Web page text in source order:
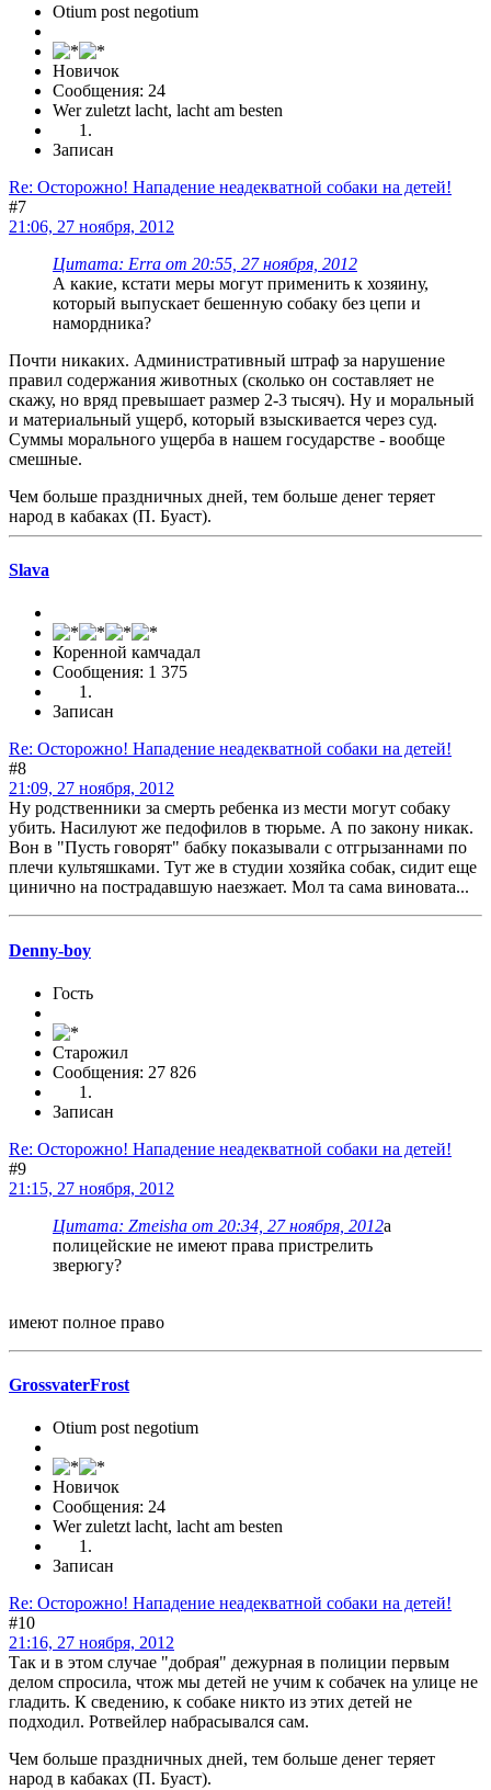
Otium post negotium
Новичок
Сообщения: 24
Wer zuletzt lacht, lacht am besten
Записан
Re: Осторожно! Нападение неадекватной собаки на детей!
#7
21:06, 27 ноября, 2012
Цитата: Erra от 20:55, 27 ноября, 2012
А какие, кстати меры могут применить к хозяину,
который выпускает бешенную собаку без цепи и
намордника?
Почти никаких. Административный штраф за нарушение
правил содержания животных (сколько он составляет не
скажу, но вряд превышает размер 2-3 тысяч). Ну и моральный
и материальный ущерб, который взыскивается через суд.
Суммы морального ущерба в нашем государстве - вообще
смешные.
Чем больше праздничных дней, тем больше денег теряет
народ в кабаках (П. Буаст).
Slava
Коренной камчадал
Сообщения: 1 375
Записан
Re: Осторожно! Нападение неадекватной собаки на детей!
#8
21:09, 27 ноября, 2012
Ну родственники за смерть ребенка из мести могут собаку
убить. Насилуют же педофилов в тюрьме. А по закону никак.
Вон в "Пусть говорят" бабку показывали с отгрызаннами по
плечи культяшками. Тут же в студии хозяйка собак, сидит еще
цинично на пострадавшую наезжает. Мол та сама виновата...
Denny-boy
Гость
Старожил
Сообщения: 27 826
Записан
Re: Осторожно! Нападение неадекватной собаки на детей!
#9
21:15, 27 ноября, 2012
Цитата: Zmeisha от 20:34, 27 ноября, 2012а
полицейские не имеют права пристрелить
зверюгу?
имеют полное право
GrossvaterFrost
Otium post negotium
Новичок
Сообщения: 24
Wer zuletzt lacht, lacht am besten
Записан
Re: Осторожно! Нападение неадекватной собаки на детей!
#10
21:16, 27 ноября, 2012
Так и в этом случае "добрая" дежурная в полиции первым
делом спросила, чтож мы детей не учим к собачек на улице не
гладить. К сведению, к собаке никто из этих детей не
подходил. Ротвейлер набрасывался сам.
Чем больше праздничных дней, тем больше денег теряет
народ в кабаках (П. Буаст).